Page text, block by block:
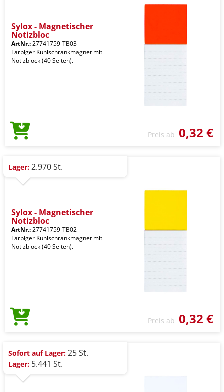
Sylox - Magnetischer
Notizbloc
ArtNr.:27741759-TB03
Farbiger Kühlschrankmagnet mit
Notizblock (40 Seiten).
Preis ab 0,32 €
Lager: 2.970 St.
Sylox - Magnetischer
Notizbloc
ArtNr.:27741759-TB02
Farbiger Kühlschrankmagnet mit
Notizblock (40 Seiten).
Preis ab 0,32 €
Sofort auf Lager: 25 St.
Lager: 5.441 St.